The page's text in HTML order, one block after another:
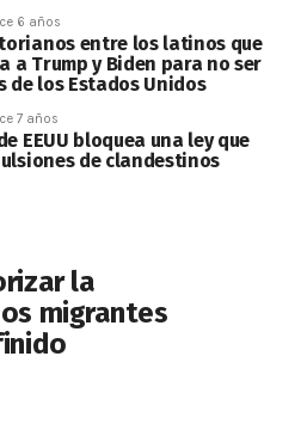
6 años
entre los latinos que
a Trump y Biden para no ser
de los Estados Unidos
7 años
EEUU bloquea una ley que
de clandestinos
la
migrantes